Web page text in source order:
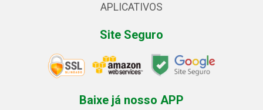
APLICATIVOS
Site Seguro
Baixe já nosso APP